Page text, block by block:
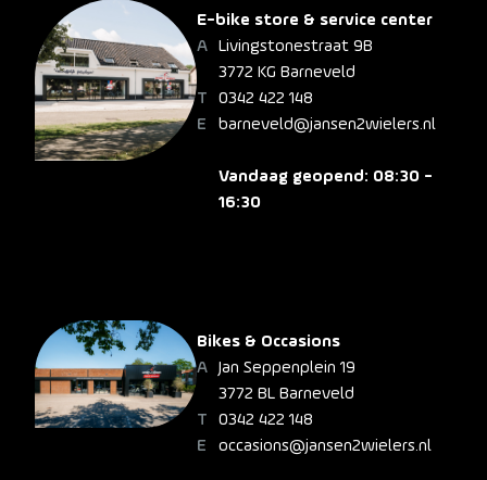
E-bike store & service center
Livingstonestraat 9B
3772 KG Barneveld
0342 422 148
barneveld@jansen2wielers.nl
Vandaag geopend: 08:30 -
16:30
Bikes & Occasions
Jan Seppenplein 19
3772 BL Barneveld
0342 422 148
occasions@jansen2wielers.nl